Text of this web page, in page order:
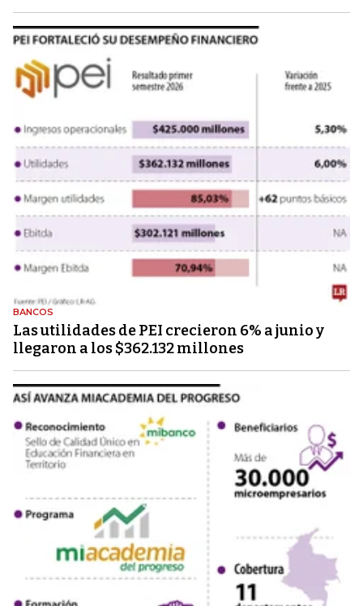
BANCOS
Las utilidades de PEI crecieron 6% a junio y
llegaron a los $362.132 millones